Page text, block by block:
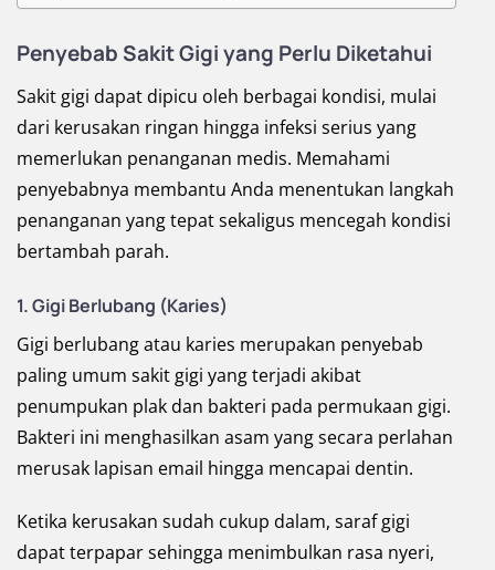
Penyebab Sakit Gigi yang Perlu Diketahui
Sakit gigi dapat dipicu oleh berbagai kondisi, mulai
dari kerusakan ringan hingga infeksi serius yang
memerlukan penanganan medis. Memahami
penyebabnya membantu Anda menentukan langkah
penanganan yang tepat sekaligus mencegah kondisi
bertambah parah.
1. Gigi Berlubang (Karies)
Gigi berlubang atau karies merupakan penyebab
paling umum sakit gigi yang terjadi akibat
penumpukan plak dan bakteri pada permukaan gigi.
Bakteri ini menghasilkan asam yang secara perlahan
merusak lapisan email hingga mencapai dentin.
Ketika kerusakan sudah cukup dalam, saraf gigi
dapat terpapar sehingga menimbulkan rasa nyeri,